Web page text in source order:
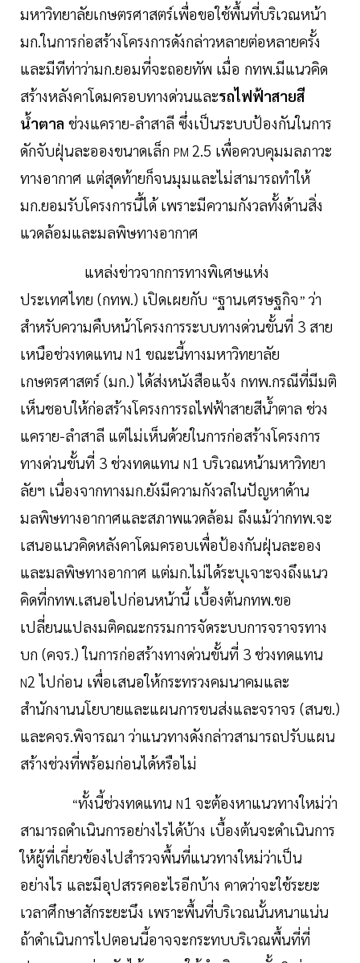
มหาวิทยาลัยเกษตรศาสตร์เพื่อขอใช้พื้นที่บริเวณหน้า
มก.ในการก่อสร้างโครงการดังกล่าวหลายต่อหลายครั้ง
และมีทีท่าว่ามก.ยอมที่จะถอยทัพ เมื่อ กทพ.มีแนวคิด
สร้างหลังคาโดมครอบทางด่วนและรถไฟฟ้าสายสี
น้ำตาล ช่วงแคราย-ลำสาลี ซึ่งเป็นระบบป้องกันในการ
ดักจับฝุ่นละอองขนาดเล็ก PM 2.5 เพื่อควบคุมมลภาวะ
ทางอากาศ แต่สุดท้ายก็จนมุมและไม่สามารถทำให้
มก.ยอมรับโครงการนี้ได้ เพราะมีความกังวลทั้งด้านสิ่ง
แวดล้อมและมลพิษทางอากาศ
แหล่งข่าวจากการทางพิเศษแห่ง
ประเทศไทย (กทพ.) เปิดเผยกับ “ฐานเศรษฐกิจ ” ว่า
สำหรับความคืบหน้าโครงการระบบทางด่วนขั้นที่ 3 สาย
เหนือช่วงทดแทน N1 ขณะนี้ทางมหาวิทยาลัย
เกษตรศาสตร์ (มก.) ได้ส่งหนังสือแจ้ง กทพ.กรณีที่มีมติ
เห็นชอบให้ก่อสร้างโครงการรถไฟฟ้าสายสีน้ำตาล ช่วง
แคราย-ลำสาลี แต่ไม่เห็นด้วยในการก่อสร้างโครงการ
ทางด่วนขั้นที่ 3 ช่วงทดแทน N1 บริเวณหน้ามหาวิทยา
ลัยฯ เนื่องจากทางมก.ยังมีความกังวลในปัญหาด้าน
มลพิษทางอากาศและสภาพแวดล้อม ถึงแม้ว่ากทพ.จะ
เสนอแนวคิดหลังคาโดมครอบเพื่อป้องกันฝุ่นละออง
และมลพิษทางอากาศ แต่มก.ไม่ได้ระบุเจาะจงถึงแนว
คิดที่กทพ.เสนอไปก่อนหน้านี้ เบื้องต้นกทพ.ขอ
เปลี่ยนแปลงมติคณะกรรมการจัดระบบการจราจรทาง
บก (คจร.) ในการก่อสร้างทางด่วนขั้นที่ 3 ช่วงทดแทน
N2 ไปก่อน เพื่อเสนอให้กระทรวงคมนาคมและ
สำนักงานนโยบายและแผนการขนส่งและจราจร (สนข.)
และคจร.พิจารณา ว่าแนวทางดังกล่าวสามารถปรับแผน
สร้างช่วงที่พร้อมก่อนได้หรือไม่
“ทั้งนี้ช่วงทดแทน N1 จะต้องหาแนวทางใหม่ว่า
สามารถดำเนินการอย่างไรได้บ้าง เบื้องต้นจะดำเนินการ
ให้ผู้ที่เกี่ยวข้องไปสำรวจพื้นที่แนวทางใหม่ว่าเป็น
อย่างไร และมีอุปสรรคอะไรอีกบ้าง คาดว่าจะใช้ระยะ
เวลาศึกษาสักระยะนึง เพราะพื้นที่บริเวณนั้นหนาแน่น
ถ้าดำเนินการไปตอนนี้อาจจะกระทบบริเวณพื้นที่ที่